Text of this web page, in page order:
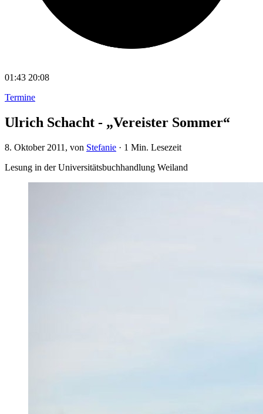
01:43 20:08
Termine
Ulrich Schacht - „Vereister Sommer“
8. Oktober 2011 , von Stefanie · 1 Min. Lesezeit
Lesung in der Universitätsbuchhandlung Weiland